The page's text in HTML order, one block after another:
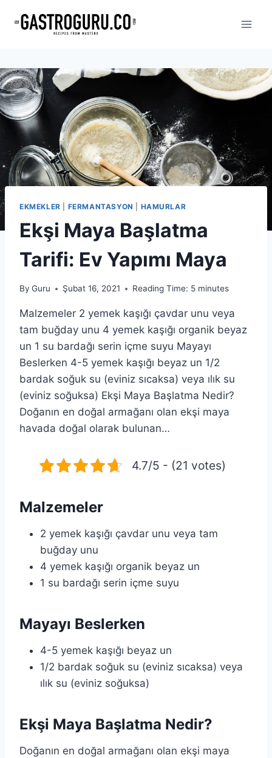
EKMEKLER FERMANTASYON HAMURLAR
Ekşi Maya Başlatma
Tarifi: Ev Yapımı Maya
By Guru Şubat 16, 2021 Reading Time: 5 minutes
Malzemeler 2 yemek kaşığı çavdar unu veya
tam buğday unu 4 yemek kaşığı organik beyaz
un 1 su bardağı serin içme suyu Mayayı
Beslerken 4-5 yemek kaşığı beyaz un 1/2
bardak soğuk su (eviniz sıcaksa) veya ılık su
(eviniz soğuksa) Ekşi Maya Başlatma Nedir?
Doğanın en doğal armağanı olan ekşi maya
havada doğal olarak bulunan…
4.7/5 - (21 votes)
Malzemeler
2 yemek kaşığı çavdar unu veya tam
buğday unu
4 yemek kaşığı organik beyaz un
1 su bardağı serin içme suyu
Mayayı Beslerken
4-5 yemek kaşığı beyaz un
1/2 bardak soğuk su (eviniz sıcaksa) veya
ılık su (eviniz soğuksa)
Ekşi Maya Başlatma Nedir?
Doğanın en doğal armağanı olan ekşi maya